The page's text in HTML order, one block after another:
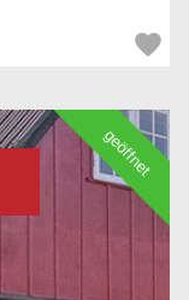
geöffnet